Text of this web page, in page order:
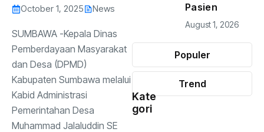
October 1, 2025 News
SUMBAWA -Kepala Dinas
Pemberdayaan Masyarakat
dan Desa (DPMD)
Kabupaten Sumbawa melalui
Kabid Administrasi
Pemerintahan Desa
Muhammad Jalaluddin SE
Populer
Trend
Pasien
August 1, 2026
Kate
gori